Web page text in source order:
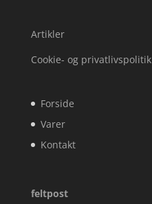
Artikler
Cookie- og privatlivspolitik
Forside
Varer
Kontakt
feltpost